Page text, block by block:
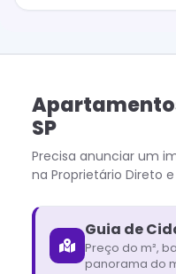
SP
Precisa anunciar um
na Proprietário Direto
Guia de
Preço do m²,
panorama do